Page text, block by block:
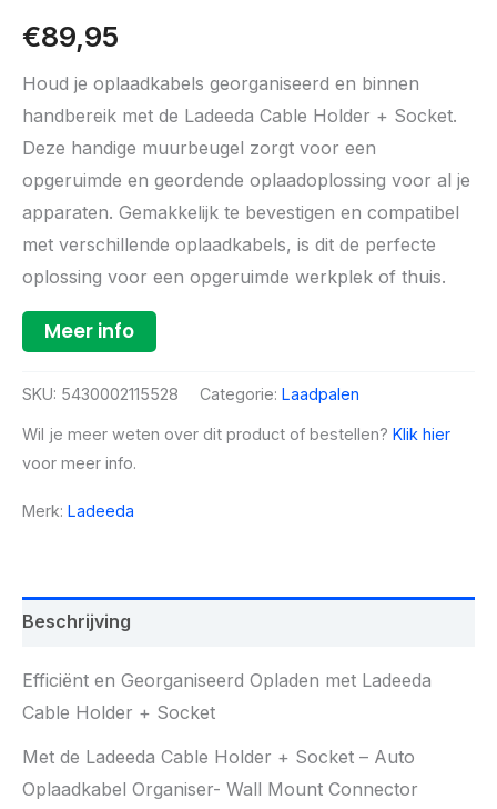
€89,95
Houd je oplaadkabels georganiseerd en binnen
handbereik met de Ladeeda Cable Holder + Socket.
Deze handige muurbeugel zorgt voor een
opgeruimde en geordende oplaadoplossing voor al je
apparaten. Gemakkelijk te bevestigen en compatibel
met verschillende oplaadkabels, is dit de perfecte
oplossing voor een opgeruimde werkplek of thuis.
Meer info
SKU: 5430002115528 Categorie: Laadpalen
Wil je meer weten over dit product of bestellen? Klik hier
voor meer info.
Merk: Ladeeda
Beschrijving
Efficiënt en Georganiseerd Opladen met Ladeeda
Cable Holder + Socket
Met de Ladeeda Cable Holder + Socket – Auto
Oplaadkabel Organiser- Wall Mount Connector